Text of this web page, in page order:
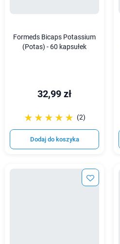
Formeds Bicaps Potassium
(Potas) - 60 kapsułek
32,99 zł
☆☆☆☆☆
★★★★★ (2)
Dodaj do koszyka